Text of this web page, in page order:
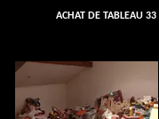
ACHAT DE TABLEAU 33